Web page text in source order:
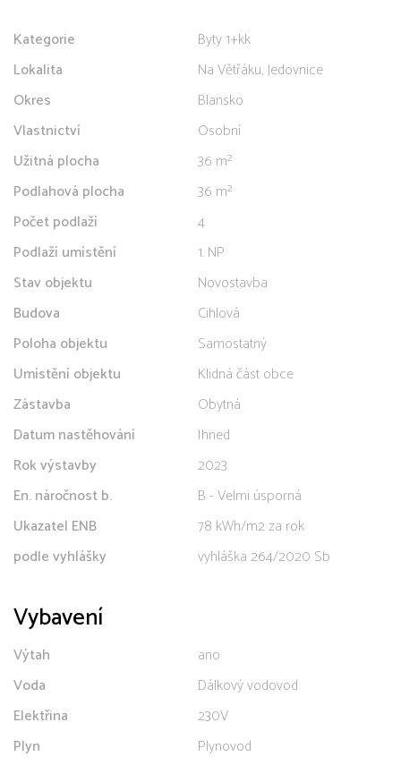
Kategorie
Byty 1+kk
Lokalita
Na Větřáku, Jedovnice
Okres
Blansko
Vlastnictví
Osobní
Užitná plocha
36 m²
Podlahová plocha
36 m²
Počet podlaží
4
Podlaží umístění
1. NP
Stav objektu
Novostavba
Budova
Cihlová
Poloha objektu
Samostatný
Umístění objektu
Klidná část obce
Zástavba
Obytná
Datum nastěhování
Ihned
Rok výstavby
2023
En. náročnost b.
B - Velmi úsporná
Ukazatel ENB
78 kWh/m2 za rok
podle vyhlášky
vyhláška 264/2020 Sb
Vybavení
Výtah
ano
Voda
Dálkový vodovod
Elektřina
230V
Plyn
Plynovod